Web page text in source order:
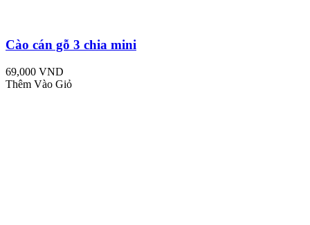
Cào cán gỗ 3 chia mini
69,000 VND
Thêm Vào Giỏ